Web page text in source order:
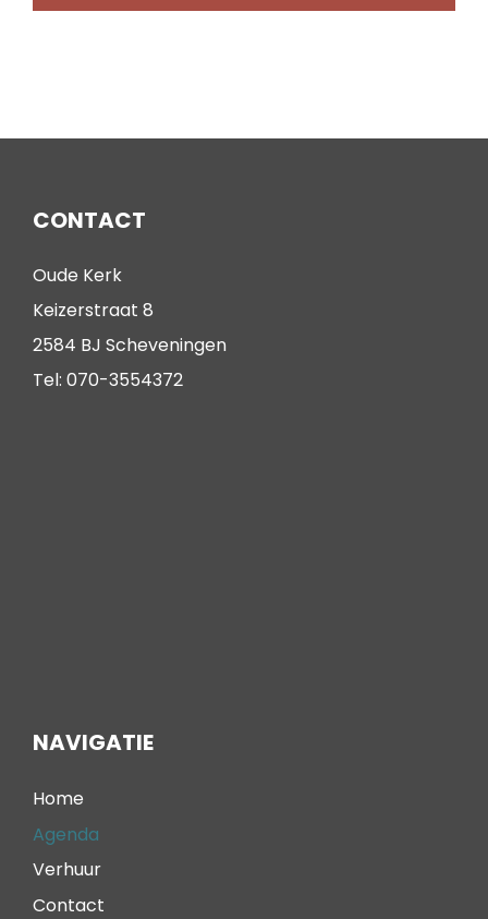
CONTACT
Oude Kerk
Keizerstraat 8
2584 BJ Scheveningen
Tel: 070-3554372
NAVIGATIE
Home
Agenda
Verhuur
Contact